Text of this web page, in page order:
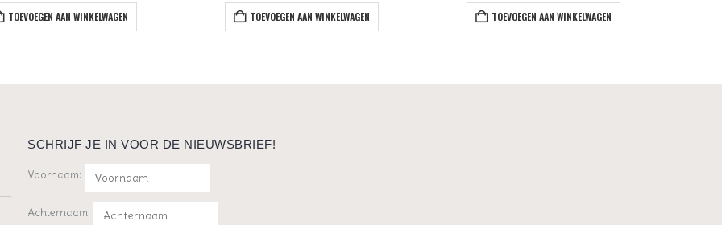
TOEVOEGEN AAN WINKELWAGEN TOEVOEGEN AAN WINKELWAGEN TOEVOEGEN AAN WINKELWAGEN
SCHRIJF JE IN VOOR DE NIEUWSBRIEF!
Voornaam:
Achternaam: